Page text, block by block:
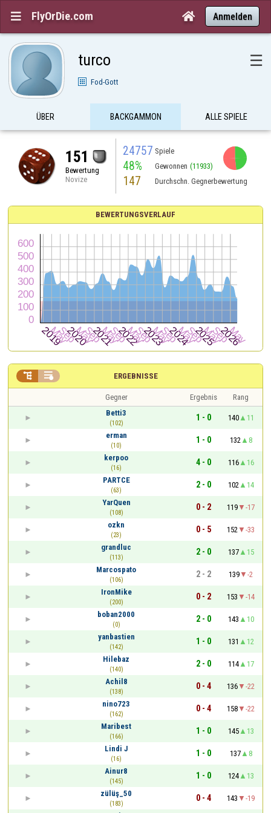
 FlyOrDie.com  Anmelden
turco ☰
Fod-Gott
ÜBER BACKGAMMON ALLE SPIELE
151
Bewertung
Novize
24757 Spiele
48% Gewonnen (11933)
147 Durchschn. Gegnerbewertung
BEWERTUNGSVERLAUF
ERGEBNISSE
 
Gegner Ergebnis
Rang
Betti3
(102)
1 - 0 140
11
erman
(10)
1 - 0 132
8
kerpoo
(16)
4 - 0 116
16
PARTCE
(63)
2 - 0 102
14
YarQuen
(108)
0 - 2 119
-17
ozkn
(23)
0 - 5 152
-33
grandluc
(113)
2 - 0 137
15
Marcospato
(106)
2 - 2 139
-2
IronMike
(200)
0 - 2 153
-14
boban2000
(0)
2 - 0 143
10
yanbastien
(142)
1 - 0 131
12
Hilebaz
(140)
2 - 0 114
17
Achil8
(138)
0 - 4 136
-22
nino723
(162)
0 - 4 158
-22
Maribest
(166)
1 - 0 145
13
Lindi J
(16)
1 - 0 137
8
Ainur8
(145)
1 - 0 124
13
zülüş_50
(183)
0 - 4 143
-19